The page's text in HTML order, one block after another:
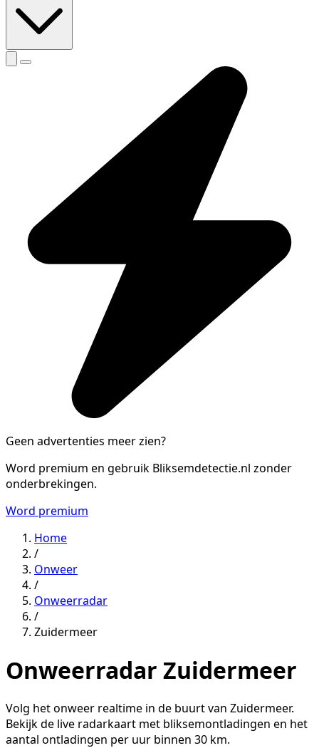
Geen advertenties meer zien?
Word premium en gebruik Bliksemdetectie.nl zonder
onderbrekingen.
Word premium
Home
/
Onweer
/
Onweerradar
/
Zuidermeer
Onweerradar Zuidermeer
Volg het onweer realtime in de buurt van Zuidermeer.
Bekijk de live radarkaart met bliksemontladingen en het
aantal ontladingen per uur binnen 30 km.